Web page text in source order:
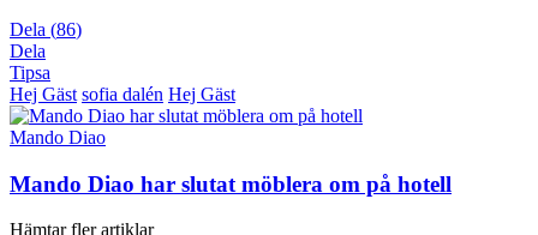
Dela (86)
Dela
Tipsa
Hej Gäst sofia dalén Hej Gäst
Mando Diao
Mando Diao har slutat möblera om på hotell
Hämtar fler artiklar